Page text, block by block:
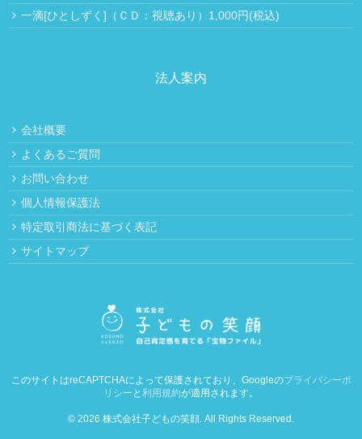
一滴[ひとしずく]（ＣＤ：視聴あり）1,000円(税込)
法人案内
会社概要
よくあるご質問
お問い合わせ
個人情報保護法
特定取引商法に基づく表記
サイトマップ
このサイトはreCAPTCHAによって保護されており、Googleのプライバシーポ
リシー と 利用規約が適用されます。
© 2026 株式会社子どもの笑顔. All Rights Reserved.